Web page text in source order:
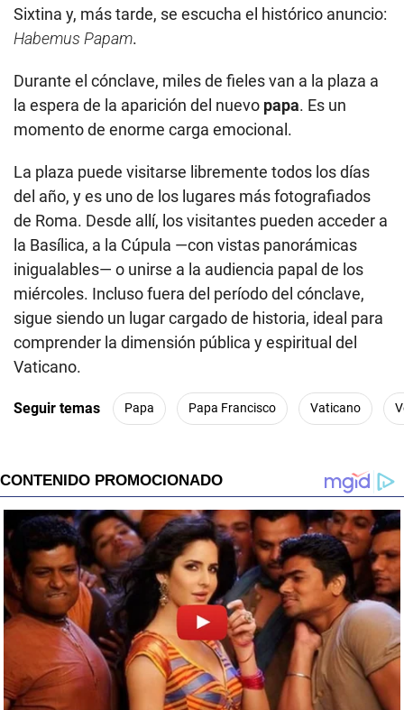
Sixtina y, más tarde, se escucha el histórico anuncio:
Habemus Papam.
Durante el cónclave, miles de fieles van a la plaza a
la espera de la aparición del nuevo papa. Es un
momento de enorme carga emocional.
La plaza puede visitarse libremente todos los días
del año, y es uno de los lugares más fotografiados
de Roma. Desde allí, los visitantes pueden acceder a
la Basílica, a la Cúpula —con vistas panorámicas
inigualables— o unirse a la audiencia papal de los
miércoles. Incluso fuera del período del cónclave,
sigue siendo un lugar cargado de historia, ideal para
comprender la dimensión pública y espiritual del
Vaticano.
Seguir temas Papa Papa Francisco Vaticano